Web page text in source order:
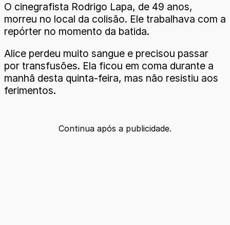
O cinegrafista Rodrigo Lapa, de 49 anos,
morreu no local da colisão. Ele trabalhava com a
repórter no momento da batida.
Alice perdeu muito sangue e precisou passar
por transfusões. Ela ficou em coma durante a
manhã desta quinta-feira, mas não resistiu aos
ferimentos.
Continua após a publicidade.